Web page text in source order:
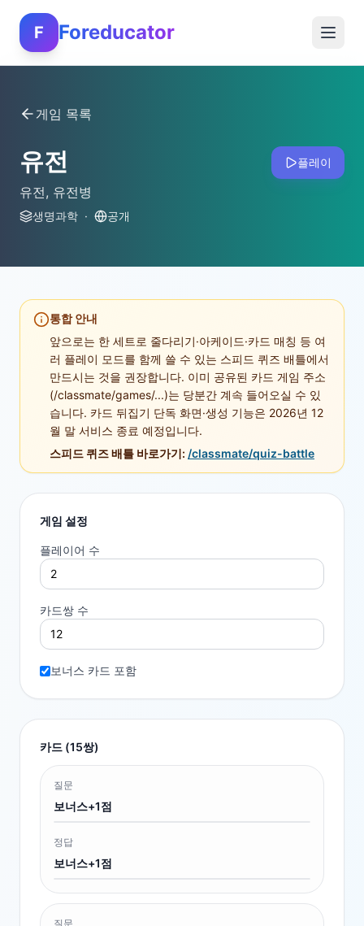
F Foreducator
게임 목록
유전
유전, 유전병
생명과학 · 공개
플레이
통합 안내
앞으로는 한 세트로 줄다리기·아케이드·카드 매칭 등 여
러 플레이 모드를 함께 쓸 수 있는 스피드 퀴즈 배틀에서
만드시는 것을 권장합니다. 이미 공유된 카드 게임 주소
(/classmate/games/...)는 당분간 계속 들어오실 수 있
습니다. 카드 뒤집기 단독 화면·생성 기능은 2026년 12
월 말 서비스 종료 예정입니다.
스피드 퀴즈 배틀 바로가기: /classmate/quiz-battle
게임 설정
플레이어 수
카드쌍 수
보너스 카드 포함
카드 (15쌍)
질문
보너스+1점
정답
보너스+1점
질문